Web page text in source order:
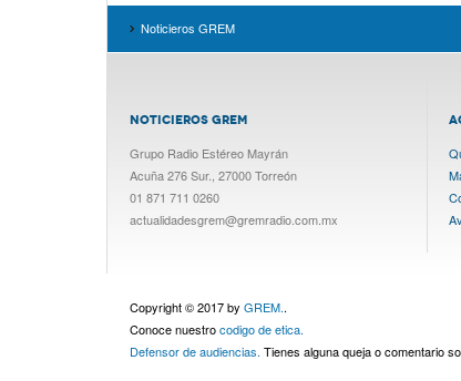
Noticieros GREM
NOTICIEROS GREM
Grupo Radio Estéreo Mayrán
Acuña 276 Sur., 27000 Torreón
01 871 711 0260
actualidadesgrem@gremradio.com.mx
Copyright © 2017 by GREM..
Conoce nuestrocodigo de etica.
Defensor de audiencias. Tienes alguna queja o comentario